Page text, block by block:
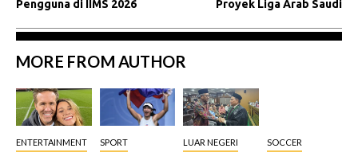
Pengguna di IIMS 2026
Proyek Liga Arab Saudi
MORE FROM AUTHOR
ENTERTAINMENT SPORT LUAR NEGERI SOCCER